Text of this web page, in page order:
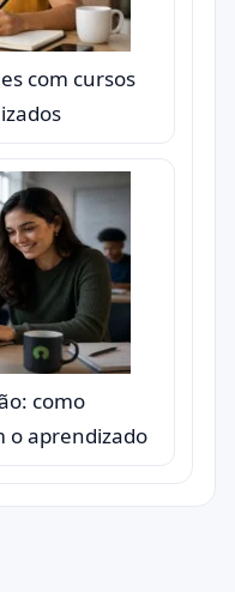
com cursos
como
o aprendizado